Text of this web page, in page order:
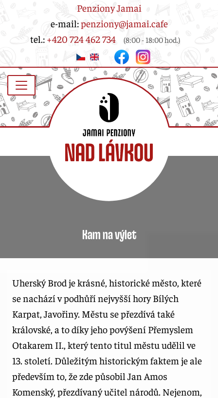
Penziony Jamai
e-mail:penziony@jamai.cafe
tel.: +420 724 462 734 (8:00 - 18:00 hod.)
Kam na výlet
Uherský Brod je krásné, historické město, které
se nachází v podhůří nejvyšší hory Bílých
Karpat, Javořiny. Městu se přezdívá také
královské, a to díky jeho povýšení Přemyslem
Otakarem II., který tento titul městu udělil ve
13. století. Důležitým historickým faktem je ale
především to, že zde působil Jan Amos
Komenský, přezdívaný učitel národů. Nejenom,